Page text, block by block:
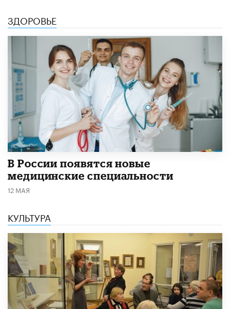
ЗДОРОВЬЕ
В России появятся новые
медицинские специальности
12 МАЯ
КУЛЬТУРА